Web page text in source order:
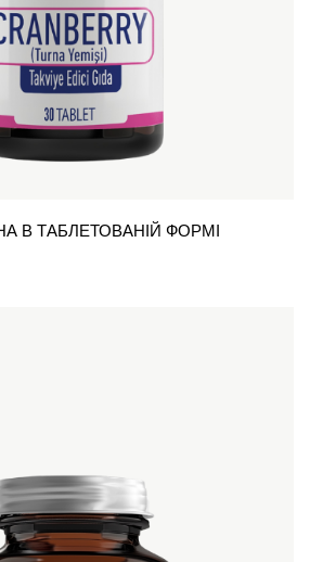
В ТАБЛЕТОВАНІЙ ФОРМІ